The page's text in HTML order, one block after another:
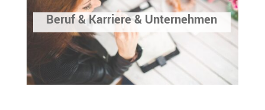
Beruf & Karriere & Unternehmen